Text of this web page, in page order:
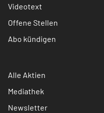
Videotext
Offene Stellen
Abo kündigen
Alle Aktien
Mediathek
Newsletter